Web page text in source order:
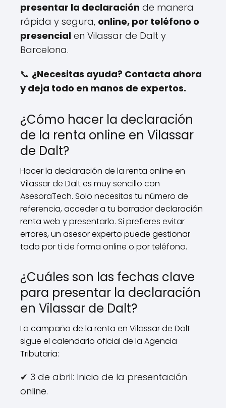
presentar la declaración de manera
rápida y segura, online, por teléfono o
presencial en Vilassar de Dalt y
Barcelona.
📞 ¿Necesitas ayuda? Contacta ahora
y deja todo en manos de expertos.
¿Cómo hacer la declaración
de la renta online en Vilassar
de Dalt?
Hacer la declaración de la renta online en
Vilassar de Dalt es muy sencillo con
AsesoraTech. Solo necesitas tu número de
referencia, acceder a tu borrador declaración
renta web y presentarlo. Si prefieres evitar
errores, un asesor experto puede gestionar
todo por ti de forma online o por teléfono.
¿Cuáles son las fechas clave
para presentar la declaración
en Vilassar de Dalt?
La campaña de la renta en Vilassar de Dalt
sigue el calendario oficial de la Agencia
Tributaria:
✔ 3 de abril: Inicio de la presentación
online.